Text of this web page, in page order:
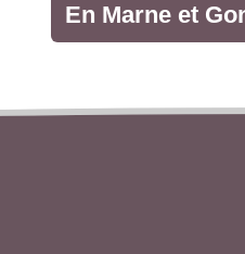
En Marne et